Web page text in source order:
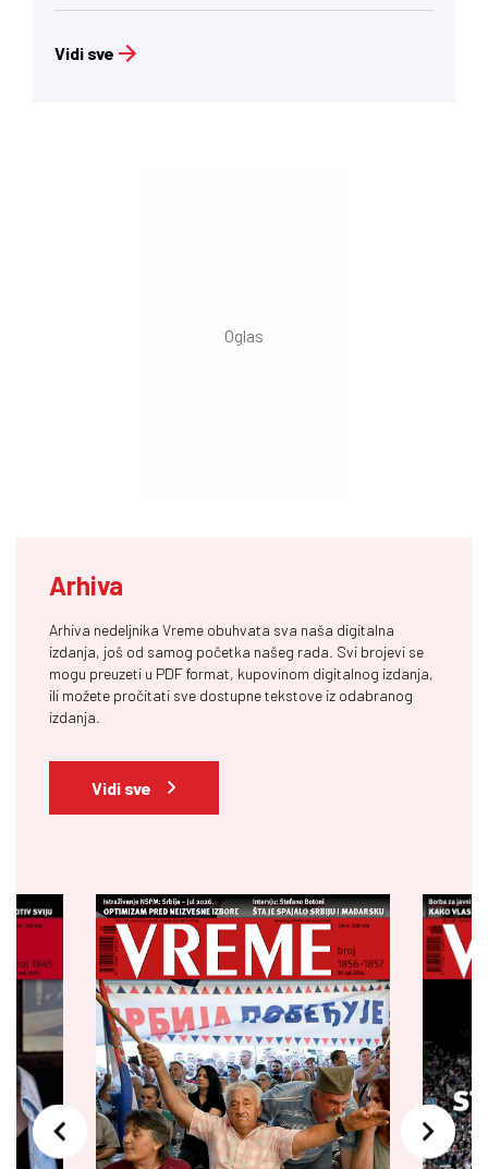
Vidi sve
Arhiva
Arhiva nedeljnika Vreme obuhvata sva naša digitalna
izdanja, još od samog početka našeg rada. Svi brojevi se
mogu preuzeti u PDF format, kupovinom digitalnog izdanja,
ili možete pročitati sve dostupne tekstove iz odabranog
izdanja.
Vidi sve